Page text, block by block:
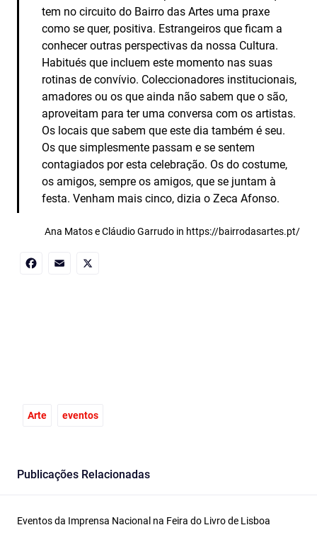
tem no circuito do Bairro das Artes uma praxe
como se quer, positiva. Estrangeiros que ficam a
conhecer outras perspectivas da nossa Cultura.
Habitués que incluem este momento nas suas
rotinas de convívio. Coleccionadores institucionais,
amadores ou os que ainda não sabem que o são,
aproveitam para ter uma conversa com os artistas.
Os locais que sabem que este dia também é seu.
Os que simplesmente passam e se sentem
contagiados por esta celebração. Os do costume,
os amigos, sempre os amigos, que se juntam à
festa. Venham mais cinco, dizia o Zeca Afonso.
Ana Matos e Cláudio Garrudo in https://bairrodasartes.pt/
Arte eventos
Publicações Relacionadas
Eventos da Imprensa Nacional na Feira do Livro de Lisboa